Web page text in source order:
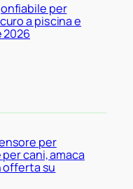
per
a piscina e
2026
per
cani, amaca
offerta su